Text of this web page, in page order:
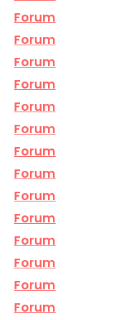
Forum
Forum
Forum
Forum
Forum
Forum
Forum
Forum
Forum
Forum
Forum
Forum
Forum
Forum